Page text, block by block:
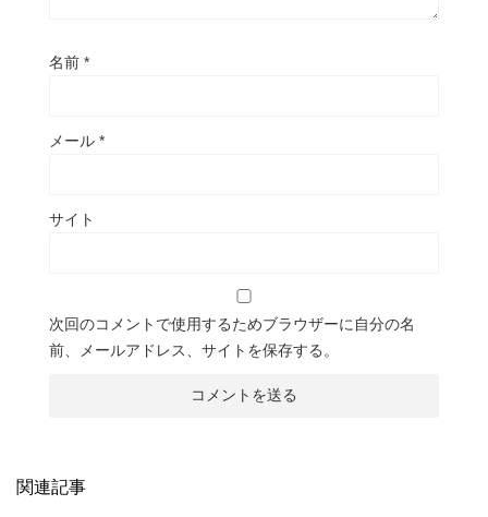
名前 *
メール *
サイト
次回のコメントで使用するためブラウザーに自分の名
前、メールアドレス、サイトを保存する。
関連記事